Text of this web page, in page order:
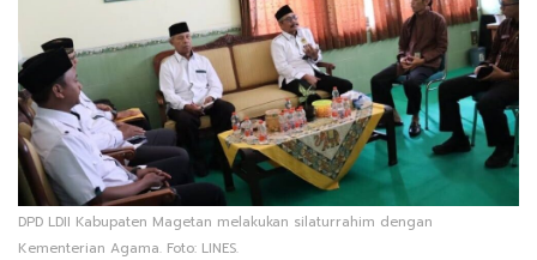
DPD LDII Kabupaten Magetan melakukan silaturrahim dengan
Kementerian Agama. Foto: LINES.